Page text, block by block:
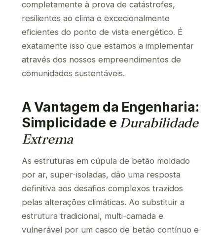
completamente à prova de catástrofes,
resilientes ao clima e excecionalmente
eficientes do ponto de vista energético. É
exatamente isso que estamos a implementar
através dos nossos empreendimentos de
comunidades sustentáveis.
A Vantagem da Engenharia:
Simplicidade e Durabilidade
Extrema
As estruturas em cúpula de betão moldado
por ar, super-isoladas, dão uma resposta
definitiva aos desafios complexos trazidos
pelas alterações climáticas. Ao substituir a
estrutura tradicional, multi-camada e
vulnerável por um casco de betão contínuo e